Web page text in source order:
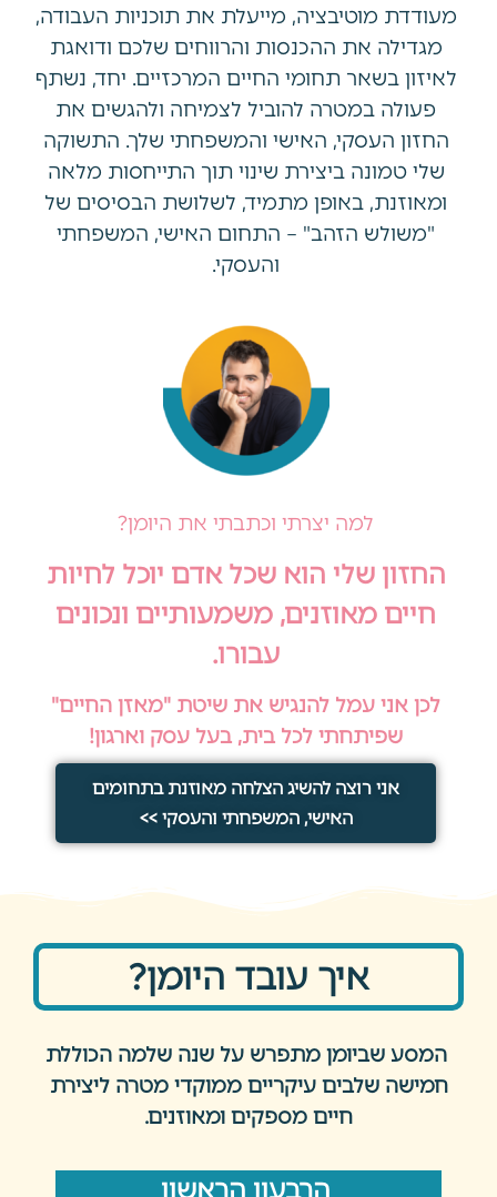
מעודדת מוטיבציה, מייעלת את תוכניות העבודה,
מגדילה את ההכנסות והרווחים שלכם ודואגת
לאיזון בשאר תחומי החיים המרכזיים. יחד, נשתף
פעולה במטרה להוביל לצמיחה ולהגשים את
החזון העסקי, האישי והמשפחתי שלך. התשוקה
שלי טמונה ביצירת שינוי תוך התייחסות מלאה
ומאוזנת, באופן מתמיד, לשלושת הבסיסים של
"משולש הזהב" – התחום האישי, המשפחתי
והעסקי.
למה יצרתי וכתבתי את היומן?
החזון שלי הוא שכל אדם יוכל לחיות
חיים מאוזנים, משמעותיים ונכונים
עבורו.
לכן אני עמל להנגיש את שיטת "מאזן החיים"
שפיתחתי לכל בית, בעל עסק וארגון!
אני רוצה להשיג הצלחה מאוזנת בתחומים
האישי, המשפחתי והעסקי >>
איך עובד היומן?
המסע שביומן מתפרש על שנה שלמה הכוללת
חמישה שלבים עיקריים ממוקדי מטרה ליצירת
חיים מספקים ומאוזנים.
הרבעון הראשון